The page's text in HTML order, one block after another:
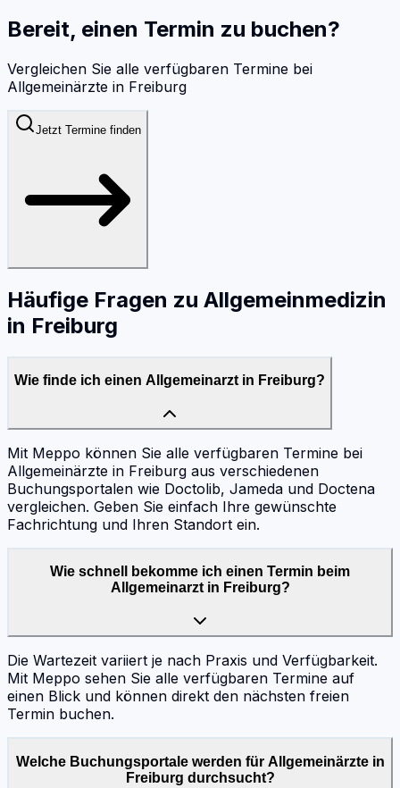
Bereit, einen Termin zu buchen?
Vergleichen Sie alle verfügbaren Termine bei
Allgemeinärzte in Freiburg
Jetzt Termine finden
Häufige Fragen zu Allgemeinmedizin
in Freiburg
Wie finde ich einen Allgemeinarzt in Freiburg?
Mit Meppo können Sie alle verfügbaren Termine bei
Allgemeinärzte in Freiburg aus verschiedenen
Buchungsportalen wie Doctolib, Jameda und Doctena
vergleichen. Geben Sie einfach Ihre gewünschte
Fachrichtung und Ihren Standort ein.
Wie schnell bekomme ich einen Termin beim
Allgemeinarzt in Freiburg?
Die Wartezeit variiert je nach Praxis und Verfügbarkeit.
Mit Meppo sehen Sie alle verfügbaren Termine auf
einen Blick und können direkt den nächsten freien
Termin buchen.
Welche Buchungsportale werden für Allgemeinärzte in
Freiburg durchsucht?